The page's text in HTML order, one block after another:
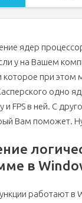
ядер на моем
ядра
ядер и памяти с
ядер
у на Вашем
которое при
одно
и FPS в ней. С
Вам поможет.
в
работают в